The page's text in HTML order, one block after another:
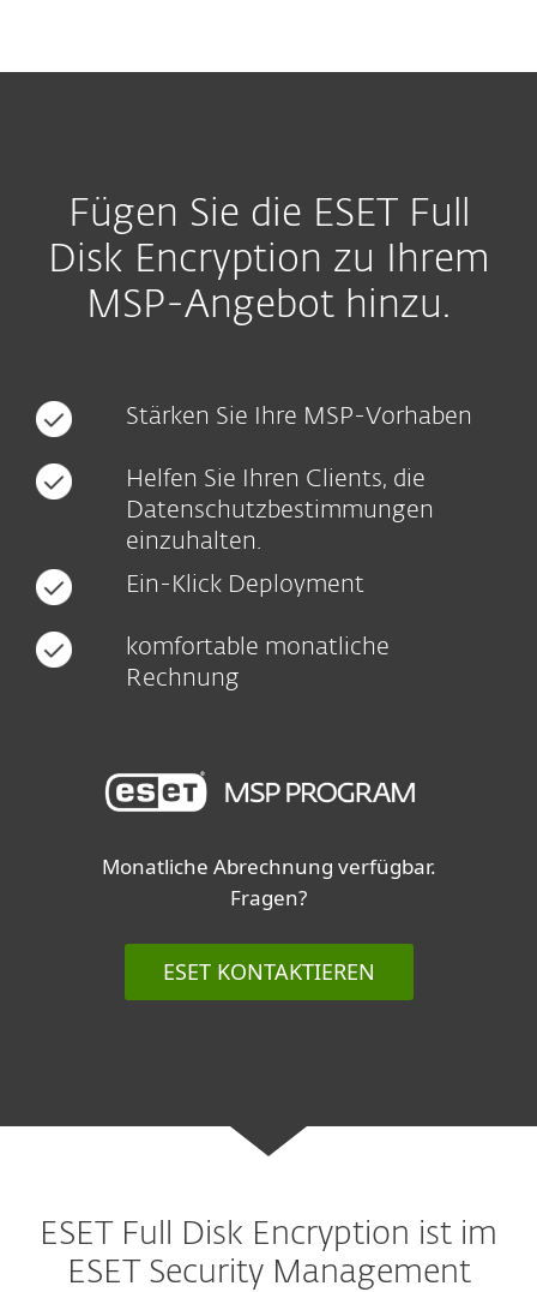
Fügen Sie die ESET Full
Disk Encryption zu Ihrem
MSP-Angebot hinzu.
Stärken Sie Ihre MSP-Vorhaben
Helfen Sie Ihren Clients, die
Datenschutzbestimmungen
einzuhalten.
Ein-Klick Deployment
komfortable monatliche
Rechnung
Monatliche Abrechnung verfügbar.
Fragen?
ESET KONTAKTIEREN
ESET Full Disk Encryption ist im
ESET Security Management